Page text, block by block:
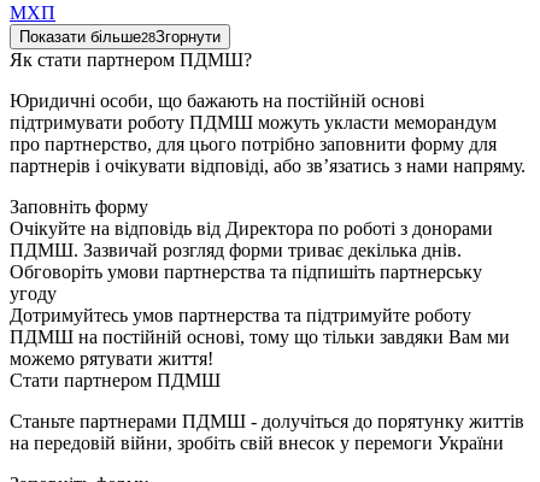
МХП
Показати більше28Згорнути
Як стати партнером ПДМШ?
Юридичні особи, що бажають на постійній основі
підтримувати роботу ПДМШ можуть укласти меморандум
про партнерство, для цього потрібно заповнити форму для
партнерів і очікувати відповіді, або звʼязатись з нами напряму.
Заповніть форму
Очікуйте на відповідь від Директора по роботі з донорами
ПДМШ. Зазвичай розгляд форми триває декілька днів.
Обговоріть умови партнерства та підпишіть партнерську
угоду
Дотримуйтесь умов партнерства та підтримуйте роботу
ПДМШ на постійній основі, тому що тільки завдяки Вам ми
можемо рятувати життя!
Стати партнером ПДМШ
Станьте партнерами ПДМШ - долучіться до порятунку життів
на передовій війни, зробіть свій внесок у перемоги України